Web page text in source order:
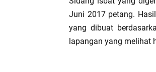
Juni 2017 petang.
yang dibuat
lapangan yang melihat